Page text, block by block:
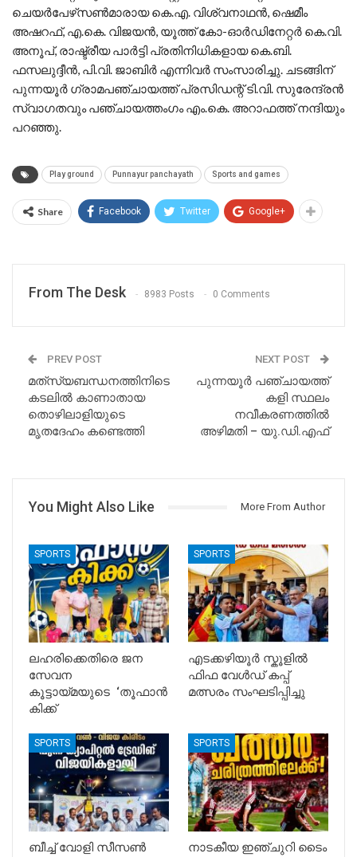
ചെയര്‍പേഴ്‌സണ്‍മാരായ കെ.എ. വിശ്വനാഥന്‍, ഷെമീം
അഷറഫ്, എ.കെ. വിജയന്‍, യൂത്ത് കോ-ഓര്‍ഡിനേറ്റര്‍ കെ.വി.
അനൂപ്, രാഷ്ട്രീയ പാര്‍ട്ടി പ്രതിനിധികളായ കെ.ബി.
ഫസലുദ്ദീന്‍, പി.വി. ജാബിര്‍ എന്നിവര്‍ സംസാരിച്ചു. ചടങ്ങിന്
പുന്നയൂര്‍ ഗ്രാമപഞ്ചായത്ത് പ്രസിഡന്റ് ടി.വി. സുരേന്ദ്രന്‍
സ്വാഗതവും പഞ്ചായത്തംഗം എം.കെ. അറാഫത്ത് നന്ദിയും
പറഞ്ഞു.
Play ground Punnayur panchayath Sports and games
Share Facebook Twitter Google+
From The Desk 8983 Posts 0 Comments
PREV POST
മത്‍സ്യബന്ധനത്തിനിടെ
കടലിൽ കാണാതായ
തൊഴിലാളിയുടെ
മൃതദേഹം കണ്ടെത്തി
NEXT POST
പുന്നയൂർ പഞ്ചായത്ത്
കളി സ്ഥലം
നവീകരണത്തിൽ
അഴിമതി – യു.ഡി.എഫ്
You Might Also Like More From Author
SPORTS
ലഹരിക്കെതിരെ ജന
സേവന
കൂട്ടായ്മയുടെ ‘തൂഫാൻ
കിക്ക്
SPORTS
എടക്കഴിയൂർ സ്കൂളിൽ
ഫിഫ വേൾഡ് കപ്പ്
മത്സരം സംഘടിപ്പിച്ചു
SPORTS
ബീച്ച് വോളി സീസൺ
SPORTS
നാടകീയ ഇഞ്ചുറി ടൈം